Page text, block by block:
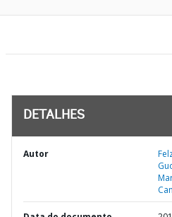
DETALHES
Autor